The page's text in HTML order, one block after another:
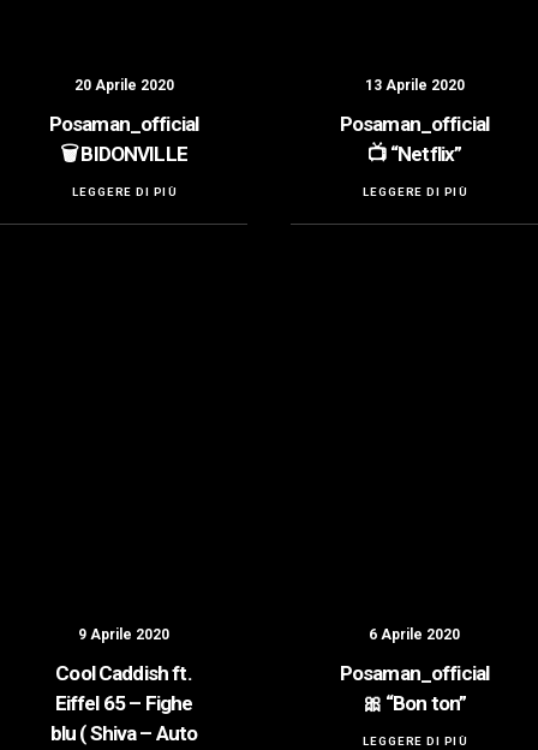
20 Aprile 2020
Posaman_official
🗑️ BIDONVILLE
LEGGERE DI PIÙ
13 Aprile 2020
Posaman_official
📺 “Netflix”
LEGGERE DI PIÙ
9 Aprile 2020
Cool Caddish ft.
Eiffel 65 – Fighe
blu ( Shiva – Auto
6 Aprile 2020
Posaman_official
🎀 “Bon ton”
LEGGERE DI PIÙ